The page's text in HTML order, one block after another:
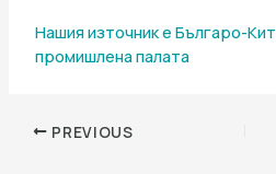
Нашия източник е Българо-
промишлена палaта
PREVIOUS